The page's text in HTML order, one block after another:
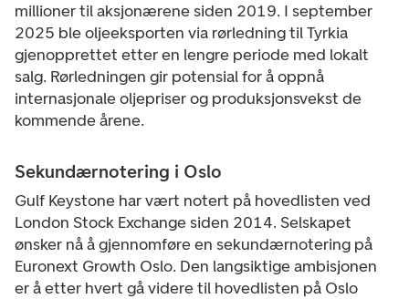
millioner til aksjonærene siden 2019. I september
2025 ble oljeeksporten via rørledning til Tyrkia
gjenopprettet etter en lengre periode med lokalt
salg. Rørledningen gir potensial for å oppnå
internasjonale oljepriser og produksjonsvekst de
kommende årene.
Sekundærnotering i Oslo
Gulf Keystone har vært notert på hovedlisten ved
London Stock Exchange siden 2014. Selskapet
ønsker nå å gjennomføre en sekundærnotering på
Euronext Growth Oslo. Den langsiktige ambisjonen
er å etter hvert gå videre til hovedlisten på Oslo